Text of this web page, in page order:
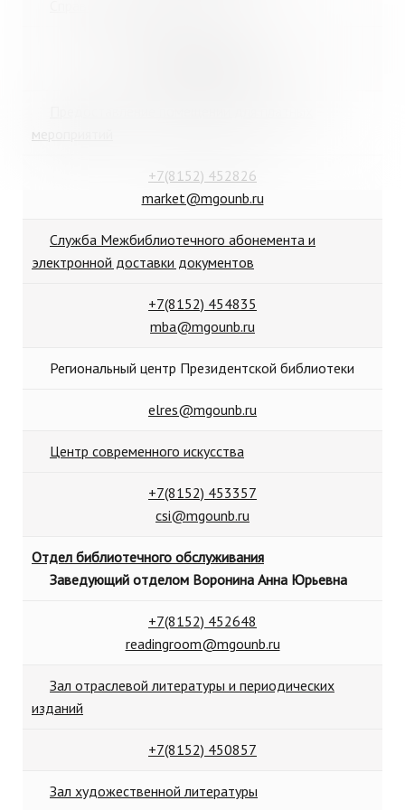
мероприятий
+7(8152) 452826
market@mgounb.ru
Служба Межбиблиотечного абонемента и
электронной доставки документов
+7(8152) 454835
mba@mgounb.ru
Региональный центр Президентской библиотеки
elres@mgounb.ru
Центр современного искусства
+7(8152) 453357
csi@mgounb.ru
Отдел библиотечного обслуживания
Заведующий отделом Воронина Анна Юрьевна
+7(8152) 452648
readingroom@mgounb.ru
Зал отраслевой литературы и периодических
изданий
+7(8152) 450857
Зал художественной литературы